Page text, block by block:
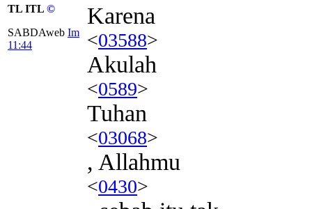
TL ITL ©
SABDAweb Im
11:44
Karena
<03588>
Akulah
<0589>
Tuhan
<03068>
, Allahmu
<0430>